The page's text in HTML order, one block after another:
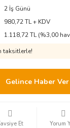
2 İş Günü
980,72 TL + KDV
1.118,72 TL (%3,00
taksitlerle!
Gelince Haber Ver
Et Yorum